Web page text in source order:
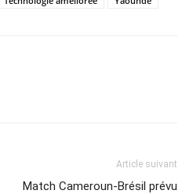
Article suivant
Match Cameroun-Brésil prévu